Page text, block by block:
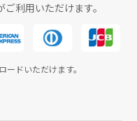
利用いただけます。
ドいただけます。